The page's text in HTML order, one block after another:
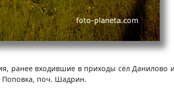
ранее входившие в приходы сёл Данилово
поч. Шадрин.